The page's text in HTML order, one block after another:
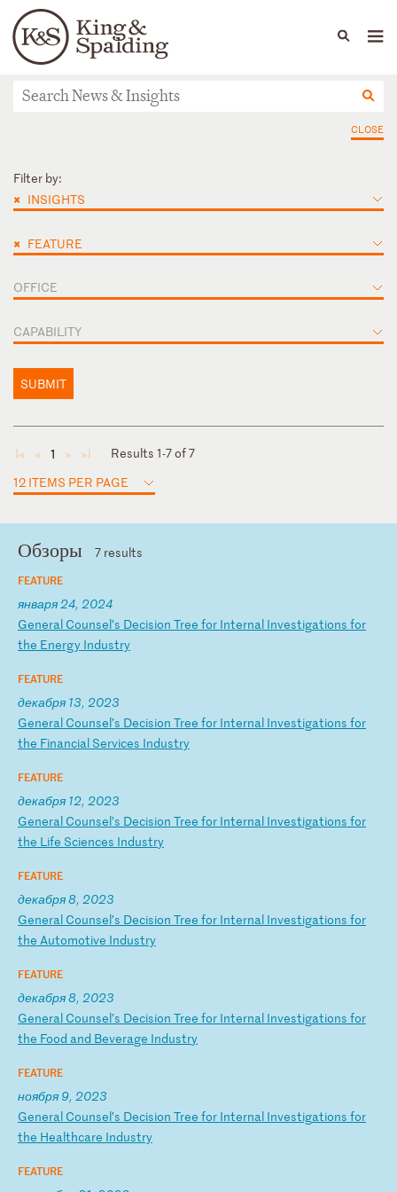
Languages
People Capabilities
Новости и обзоры
CLOSE
Filter by:
× INSIGHTS
× FEATURE
OFFICE
CAPABILITY
SUBMIT
◄ ◄ 1 ► ►
Results 1-7 of 7
12 ITEMS PER PAGE
Обзоры 7 results
FEATURE
января 24, 2024
General Counsel’s Decision Tree for Internal Investigations for
the Energy Industry
FEATURE
декабря 13, 2023
General Counsel’s Decision Tree for Internal Investigations for
the Financial Services Industry
FEATURE
декабря 12, 2023
General Counsel’s Decision Tree for Internal Investigations for
the L ife Sciences Industry
FEATURE
декабря 8, 2023
General Counsel’s Decision Tree for Internal Investigations for
the Automotive Industry
FEATURE
декабря 8, 2023
General Counsel’s Decision Tree for Internal Investigations for
the Food and Beverage Industry
FEATURE
ноября 9, 2023
General Counsel’s Decision Tree for Internal Investigations for
the Healthcare Industry
FEATURE